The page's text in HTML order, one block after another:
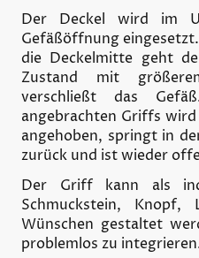
Der Deckel wird im
Gefäßöffnung
die Deckelmitte geht
Zustand mit
verschließt das
angebrachten Griffs
angehoben, springt in
zurück und ist wieder
Der Griff kann als
Schmuckstein,
Wünschen gestaltet
problemlos zu